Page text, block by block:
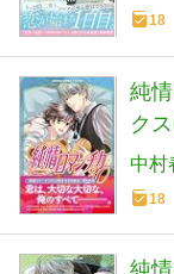
18
純
ク
中村
18
純